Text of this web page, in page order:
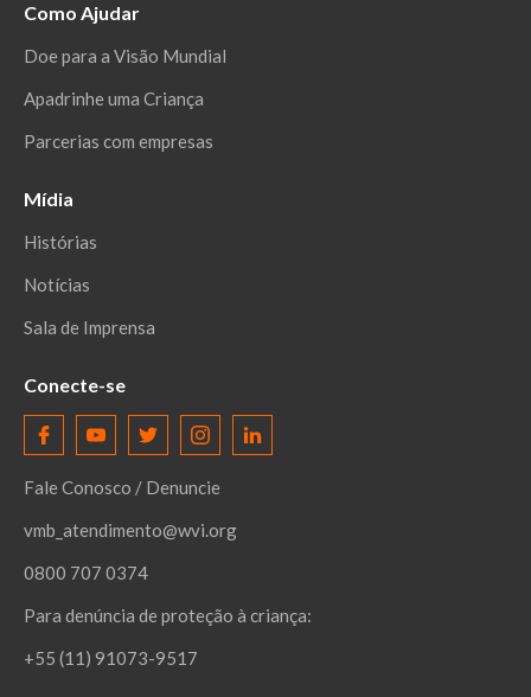
Como Ajudar
Doe para a Visão Mundial
Apadrinhe uma Criança
Parcerias com empresas
Mídia
Histórias
Notícias
Sala de Imprensa
Conecte-se
Fale Conosco / Denuncie
vmb_atendimento@wvi.org
0800 707 0374
Para denúncia de proteção à criança:
+55 (11) 91073-9517